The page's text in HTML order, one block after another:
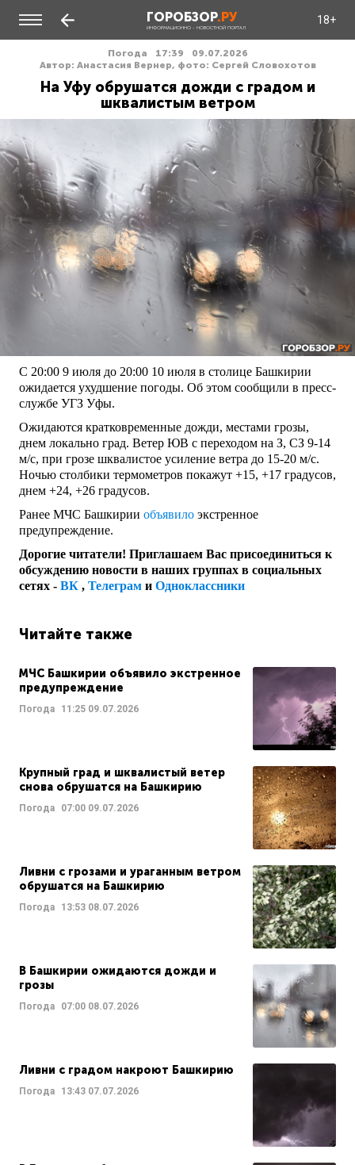
ГОРОБЗОР.РУ
ИНФОРМАЦИОННО - НОВОСТНОЙ ПОРТАЛ
18+
Погода 17:39
09.07.2026
Автор: Анастасия Вернер, фото: Сергей Словохотов
На Уфу обрушатся дожди с градом и
шквалистым ветром
С 20:00 9 июля до 20:00 10 июля в столице Башкирии
ожидается ухудшение погоды. Об этом сообщили в пресс-
службе УГЗ Уфы.
Ожидаются кратковременные дожди, местами грозы,
днем локально град. Ветер ЮВ с переходом на З, СЗ 9-14
м/с, при грозе шквалистое усиление ветра до 15-20 м/с.
Ночью столбики термометров покажут +15, +17 градусов,
днем +24, +26 градусов.
Ранее МЧС Башкирии объявило экстренное
предупреждение.
Дорогие читатели! Приглашаем Вас присоединиться к
обсуждению новости в наших группах в социальных
сетях - ВК , Телеграм и Одноклассники
Читайте также
МЧС Башкирии объявило экстренное
предупреждение
Погода 11:25 09.07.2026
Крупный град и шквалистый ветер
снова обрушатся на Башкирию
Погода 07:00 09.07.2026
Ливни с грозами и ураганным ветром
обрушатся на Башкирию
Погода 13:53 08.07.2026
В Башкирии ожидаются дожди и
грозы
Погода 07:00 08.07.2026
Ливни с градом накроют Башкирию
Погода 13:43 07.07.2026